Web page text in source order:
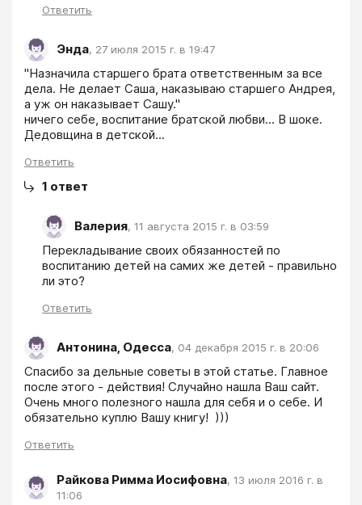
Ответить
Энда, 27 июля 2015 г. в 19:47
"Назначила старшего брата ответственным за все
дела. Не делает Саша, наказываю старшего Андрея,
а уж он наказывает Сашу."
ничего себе, воспитание братской любви... В шоке.
Дедовщина в детской...
Ответить
1 ответ
Валерия, 11 августа 2015 г. в 03:59
Перекладывание своих обязанностей по
воспитанию детей на самих же детей - правильно
ли это?
Ответить
Антонина, Одесса, 04 декабря 2015 г. в 20:06
Спасибо за дельные советы в этой статье. Главное
после этого - действия! Случайно нашла Ваш сайт.
Очень много полезного нашла для себя и о себе. И
обязательно куплю Вашу книгу!  )))
Ответить
Райкова Римма Иосифовна, 13 июля 2016 г. в
11:06